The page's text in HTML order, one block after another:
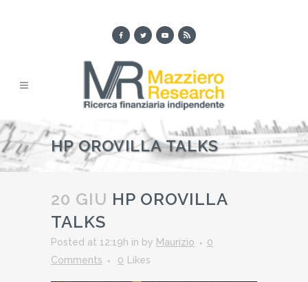
HP OROVILLA TALKS
20 GIU HP OROVILLA
TALKS
Posted at 12:19h in by Maurizio
0
Comments
0 Likes